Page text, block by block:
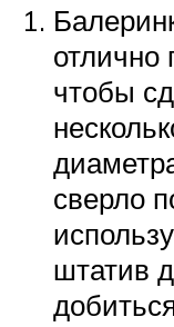
отлично
чтобы
сверло
штатив